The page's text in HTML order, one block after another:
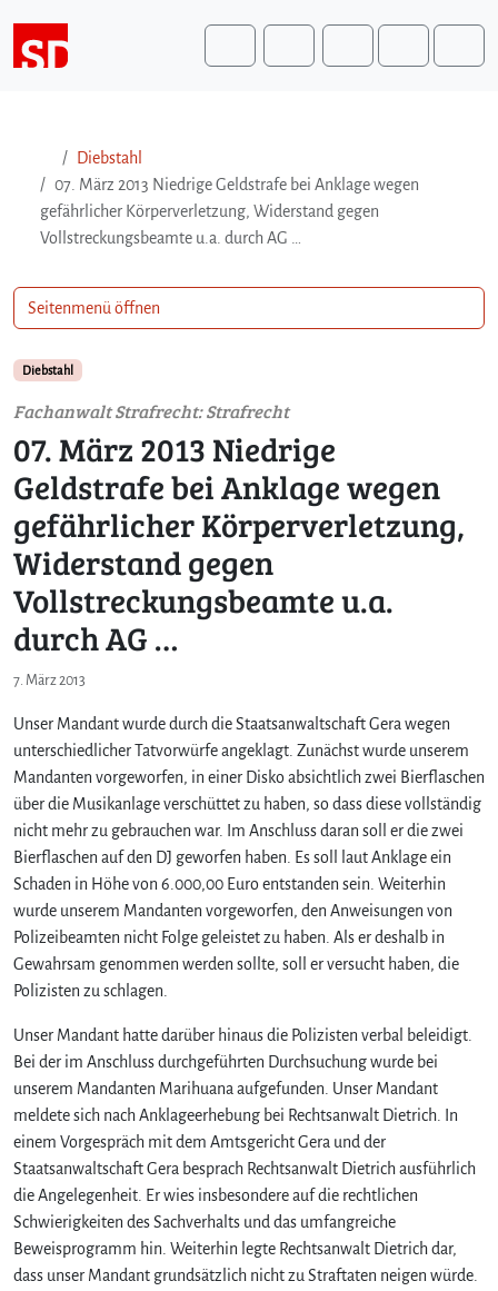
Search
Diebstahl
07. März 2013 Niedrige Geldstrafe bei Anklage wegen
gefährlicher Körperverletzung, Widerstand gegen
Vollstreckungsbeamte u.a. durch AG …
Diebstahl
Fachanwalt Strafrecht: Strafrecht
07. März 2013 Niedrige
Geldstrafe bei Anklage wegen
gefährlicher Körperverletzung,
Widerstand gegen
Vollstreckungsbeamte u.a.
durch AG …
7. März 2013
Unser Mandant wurde durch die Staatsanwaltschaft Gera wegen
unterschiedlicher Tatvorwürfe angeklagt. Zunächst wurde unserem
Mandanten vorgeworfen, in einer Disko absichtlich zwei Bierflaschen
über die Musikanlage verschüttet zu haben, so dass diese vollständig
nicht mehr zu gebrauchen war. Im Anschluss daran soll er die zwei
Bierflaschen auf den DJ geworfen haben. Es soll laut Anklage ein
Schaden in Höhe von 6.000,00 Euro entstanden sein. Weiterhin
wurde unserem Mandanten vorgeworfen, den Anweisungen von
Polizeibeamten nicht Folge geleistet zu haben. Als er deshalb in
Gewahrsam genommen werden sollte, soll er versucht haben, die
Polizisten zu schlagen.
Unser Mandant hatte darüber hinaus die Polizisten verbal beleidigt.
Bei der im Anschluss durchgeführten Durchsuchung wurde bei
unserem Mandanten Marihuana aufgefunden. Unser Mandant
meldete sich nach Anklageerhebung bei Rechtsanwalt Dietrich. In
einem Vorgespräch mit dem Amtsgericht Gera und der
Staatsanwaltschaft Gera besprach Rechtsanwalt Dietrich ausführlich
die Angelegenheit. Er wies insbesondere auf die rechtlichen
Schwierigkeiten des Sachverhalts und das umfangreiche
Beweisprogramm hin. Weiterhin legte Rechtsanwalt Dietrich dar,
dass unser Mandant grundsätzlich nicht zu Straftaten neigen würde.
Seitenmenü öffnen